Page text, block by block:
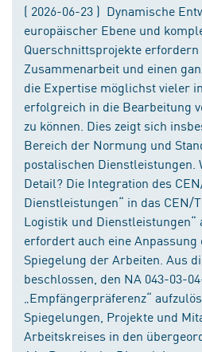
( 2026-06-23 ) Dynamische
europäischer Ebene und
Querschnittsprojekte erfordern
Zusammenarbeit und einen
die Expertise möglichst vieler
erfolgreich in die Bearbeitung
zu können. Dies zeigt sich
Bereich der Normung und
postalischen Dienstleistungen.
Detail? Die Integration des
Dienstleistungen“ in das CEN/
Logistik und Dienstleistungen“
erfordert auch eine Anpassung
Spiegelung der Arbeiten. Aus
beschlossen, den NA 043-03-
„Empfängerpräferenz“
Spiegelungen, Projekte und
Arbeitskreises in den